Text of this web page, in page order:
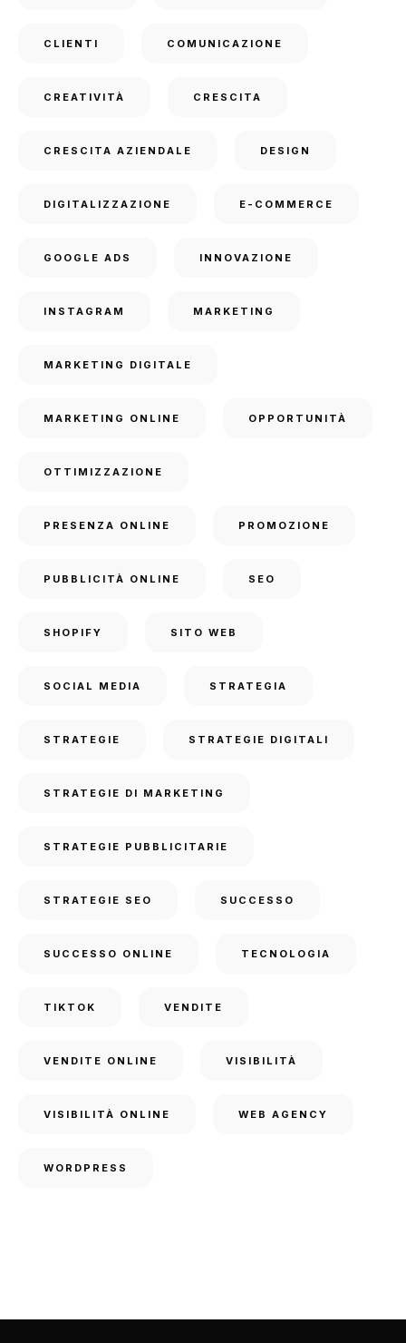
CLIENTI COMUNICAZIONE
CREATIVITÀ CRESCITA
CRESCITA AZIENDALE DESIGN
DIGITALIZZAZIONE E-COMMERCE
GOOGLE ADS INNOVAZIONE
INSTAGRAM MARKETING
MARKETING DIGITALE
MARKETING ONLINE OPPORTUNITÀ
OTTIMIZZAZIONE
PRESENZA ONLINE PROMOZIONE
PUBBLICITÀ ONLINE SEO
SHOPIFY SITO WEB
SOCIAL MEDIA STRATEGIA
STRATEGIE STRATEGIE DIGITALI
STRATEGIE DI MARKETING
STRATEGIE PUBBLICITARIE
STRATEGIE SEO SUCCESSO
SUCCESSO ONLINE TECNOLOGIA
TIKTOK VENDITE
VENDITE ONLINE VISIBILITÀ
VISIBILITÀ ONLINE WEB AGENCY
WORDPRESS